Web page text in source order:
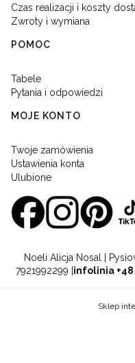
Czas realizacji i koszty
Zwroty i wymiana
POMOC
Tabele
Pytania i odpowiedzi
MOJE KONTO
Twoje zamówienia
Ustawienia konta
Ulubione
Noeli Alicja Nosal |
7921992299 |infolinia +48
Sklep